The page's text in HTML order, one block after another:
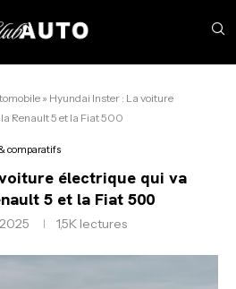
» Hyundai Inster : La voiture
Renault 5 et la Fiat 500
comparatifs
électrique qui va
5 et la Fiat 500
1,5K lectures